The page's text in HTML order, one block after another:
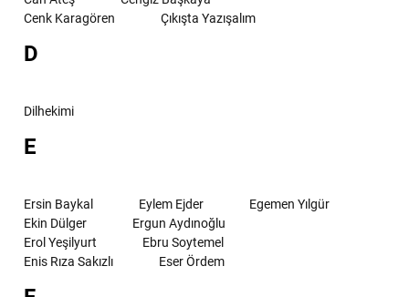
Cenk Karagören
Çıkışta Yazışalım
D
Dilhekimi
E
Ersin Baykal Eylem Ejder
Egemen Yılgür
Ekin Dülger
Ergun Aydınoğlu
Erol Yeşilyurt
Ebru Soytemel
Enis Rıza Sakızlı
Eser Ördem